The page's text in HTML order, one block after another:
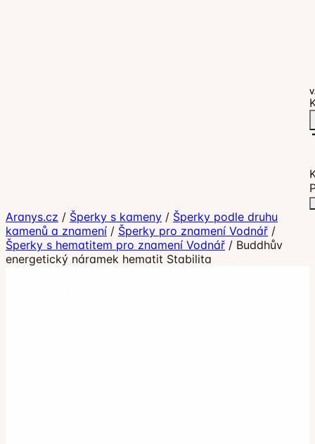
Aranys.cz / Šperky s kameny / Šperky podle druhu
kamenů a znamení / Šperky pro znamení Vodnář /
Šperky s hematitem pro znamení Vodnář / Buddhův
energetický náramek hematit Stabilita